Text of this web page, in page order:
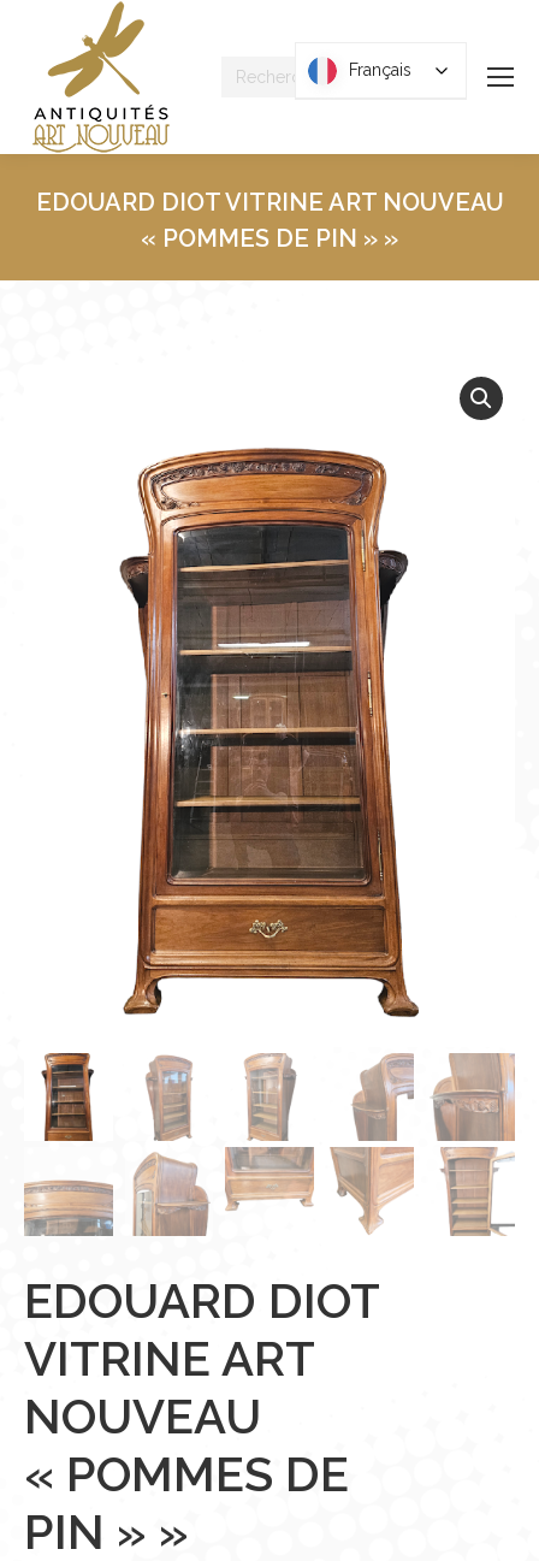
Recherche
EDOUARD DIOT VITRINE ART NOUVEAU
« POMMES DE PIN » »
EDOUARD DIOT
VITRINE ART
NOUVEAU
« POMMES DE
PIN » »
Français
Français